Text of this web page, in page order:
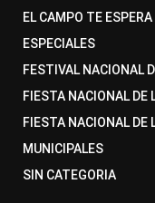
EL CAMPO TE ESPERA
ESPECIALES
FESTIVAL NACIONAL
FIESTA NACIONAL DE
FIESTA NACIONAL DE
MUNICIPALES
SIN CATEGORIA